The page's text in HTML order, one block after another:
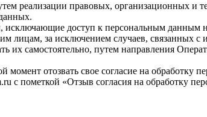
реализации правовых, организационных и
исключающие доступ к персональным данным
лицам, за исключением случаев, связанных с
их самостоятельно, путем направления
отозвать свое согласие на обработку
с пометкой «Отзыв согласия на обработку